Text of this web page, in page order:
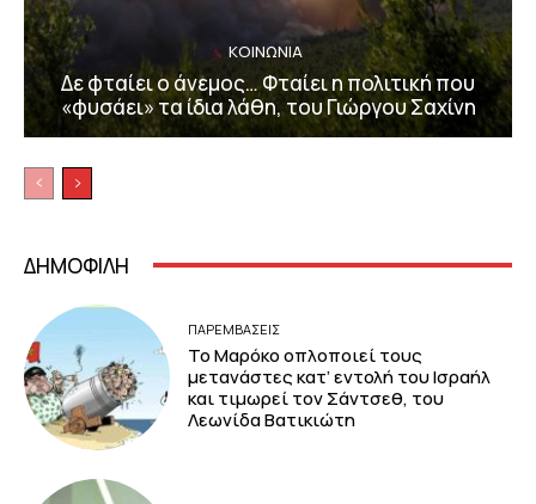
ΚΟΙΝΩΝΙΑ
Δε φταίει ο άνεμος… Φταίει η πολιτική που
«φυσάει» τα ίδια λάθη, του Γιώργου Σαχίνη
ΔΗΜΟΦΙΛΗ
ΠΑΡΕΜΒΑΣΕΙΣ
Το Μαρόκο οπλοποιεί τους
μετανάστες κατ’ εντολή του Ισραήλ
και τιμωρεί τον Σάντσεθ, του
Λεωνίδα Βατικιώτη